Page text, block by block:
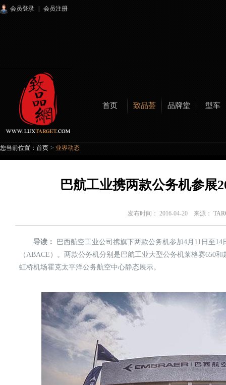
会员登录 会员注册
首页 致品荟 品牌堂 型车
您当前位置： 首页 > 业界动态
巴航工业携两款公务机参展
发布时间： 2016-04-20 来源：
导读：
巴西航空工业公司携旗下两款公务机参加4月11日至
（ABACE）。两款公务机分别是巴航工业大型公务机莱格赛650
虹桥机场霍克太平洋公务航空中心静态展示。